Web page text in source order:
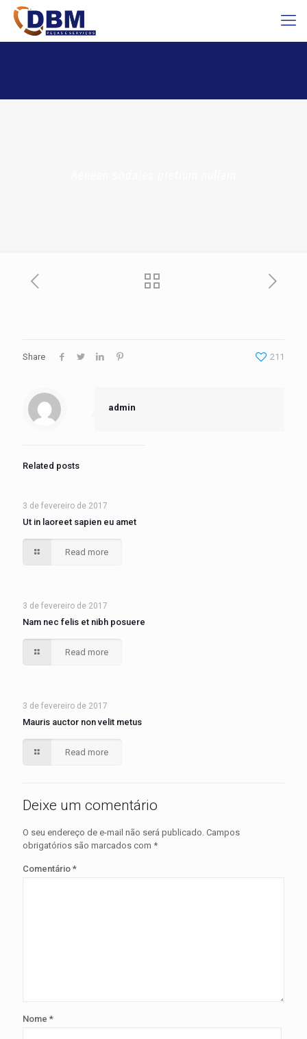
Share 211
admin
Related posts
3 de fevereiro de 2017
Ut in laoreet sapien eu amet
Read more
3 de fevereiro de 2017
Nam nec felis et nibh posuere
Read more
3 de fevereiro de 2017
Mauris auctor non velit metus
Read more
Deixe um comentário
O seu endereço de e-mail não será publicado. Campos
obrigatórios são marcados com *
Comentário *
Nome *